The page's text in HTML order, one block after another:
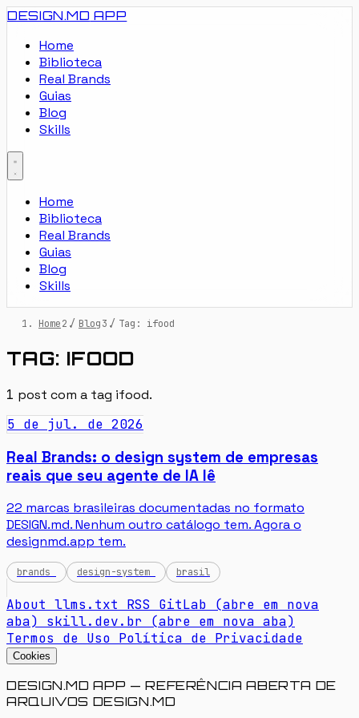
DESIGN.MD APP
Home
Biblioteca
Real Brands
Guias
Blog
Skills
Home
Biblioteca
Real Brands
Guias
Blog
Skills
Home / Blog / Tag: ifood
TAG: IFOOD
1 post com a tag ifood.
5 de jul. de 2026
Real Brands: o design system de empresas
reais que seu agente de IA lê
22 marcas brasileiras documentadas no formato
DESIGN.md. Nenhum outro catálogo tem. Agora o
designmd.app tem.
brands design-system brasil
About llms.txt RSS GitLab (abre em nova
aba)
skill.dev.br (abre em nova aba)
Termos de Uso Política de Privacidade
Cookies
DESIGN.MD APP — REFERÊNCIA ABERTA DE
ARQUIVOS DESIGN.MD